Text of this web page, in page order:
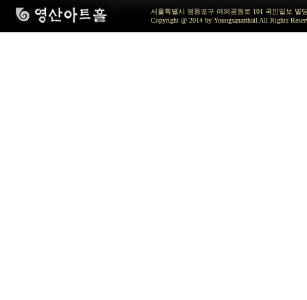
서울특별시 영등포구 여의공원로 101 국민일보 빌
Copyright @ 2014 by Youngsanarthall All Rights